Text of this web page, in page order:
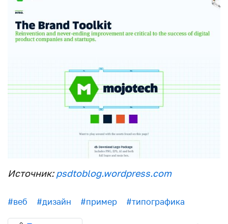
Источник:psdtoblog.wordpress.com
#веб #дизайн #пример #типографика